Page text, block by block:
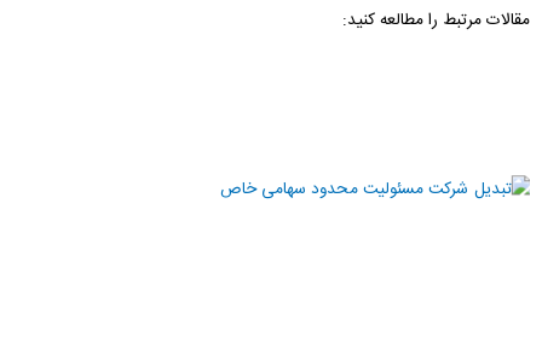
مقالات مرتبط را مطالعه کنید: